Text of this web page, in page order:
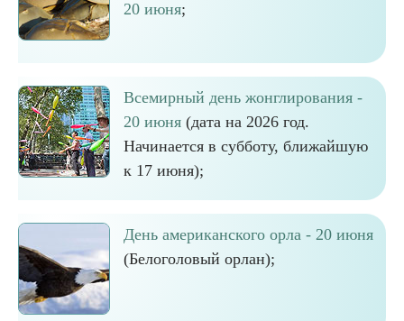
20 июня;
Всемирный день жонглирования -
20 июня (дата на 2026 год.
Начинается в субботу, ближайшую
к 17 июня);
День американского орла - 20 июня
(Белоголовый орлан);